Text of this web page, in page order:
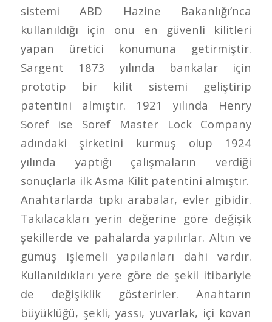
sistemi ABD Hazine Bakanlığı’nca
kullanıldığı için onu en güvenli kilitleri
yapan üretici konumuna getirmiştir.
Sargent 1873 yılında bankalar için
prototip bir kilit sistemi geliştirip
patentini almıştır. 1921 yılında Henry
Soref ise Soref Master Lock Company
adındaki şirketini kurmuş olup 1924
yılında yaptığı çalışmaların verdiği
sonuçlarla ilk Asma Kilit patentini almıştır.
Anahtarlarda tıpkı arabalar, evler gibidir.
Takılacakları yerin değerine göre değişik
şekillerde ve pahalarda yapılırlar. Altın ve
gümüş işlemeli yapılanları dahi vardır.
Kullanıldıkları yere göre de şekil itibariyle
de değişiklik gösterirler. Anahtarın
büyüklüğü, şekli, yassı, yuvarlak, içi kovan